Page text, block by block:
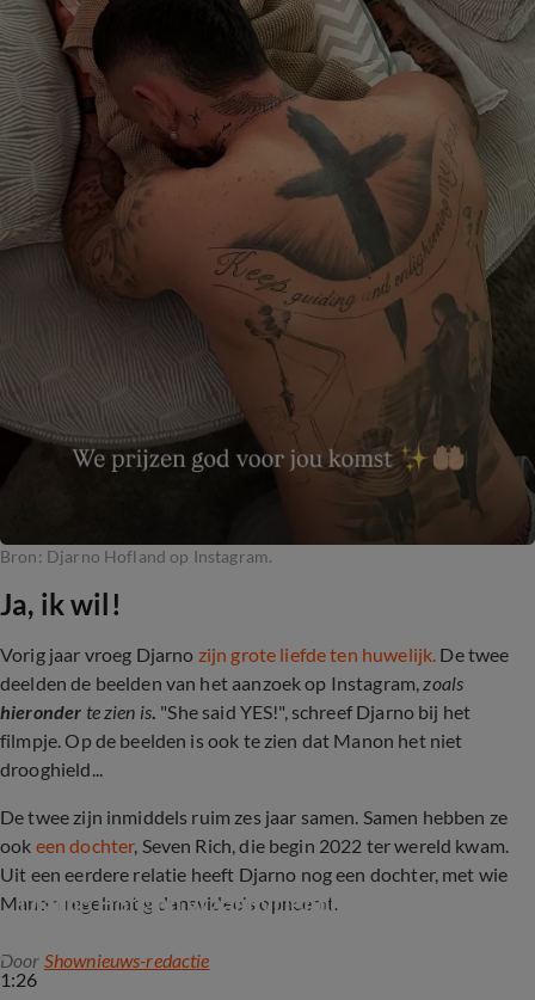
Bron: Djarno Hofland op Instagram.
Ja, ik wil!
Vorig jaar vroeg Djarno zijn grote liefde ten huwelijk. De twee
deelden de beelden van het aanzoek op Instagram,zoals
hieronder te zien is. "She said YES!", schreef Djarno bij het
filmpje. Op de beelden is ook te zien dat Manon het niet
drooghield...
De twee zijn inmiddels ruim zes jaar samen. Samen hebben ze
ook een dochter, Seven Rich, die begin 2022 ter wereld kwam.
Uit een eerdere relatie heeft Djarno nog een dochter, met wie
Manon regelmatig dansvideo's opneemt.
1:26
Djarno Hofland vraagt vriendin ten huwelijk
Door Shownieuws-redactie